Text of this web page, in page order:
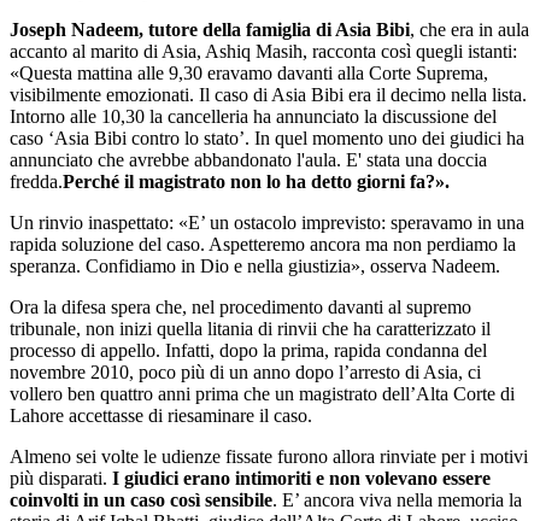
Joseph Nadeem, tutore della famiglia di Asia Bibi, che era in aula
accanto al marito di Asia, Ashiq Masih, racconta così quegli istanti:
«Questa mattina alle 9,30 eravamo davanti alla Corte Suprema,
visibilmente emozionati. Il caso di Asia Bibi era il decimo nella lista.
Intorno alle 10,30 la cancelleria ha annunciato la discussione del
caso ‘Asia Bibi contro lo stato’. In quel momento uno dei giudici ha
annunciato che avrebbe abbandonato l'aula. E' stata una doccia
fredda.Perché il magistrato non lo ha detto giorni fa?».
Un rinvio inaspettato: «E’ un ostacolo imprevisto: speravamo in una
rapida soluzione del caso. Aspetteremo ancora ma non perdiamo la
speranza. Confidiamo in Dio e nella giustizia», osserva Nadeem.
Ora la difesa spera che, nel procedimento davanti al supremo
tribunale, non inizi quella litania di rinvii che ha caratterizzato il
processo di appello. Infatti, dopo la prima, rapida condanna del
novembre 2010, poco più di un anno dopo l’arresto di Asia, ci
vollero ben quattro anni prima che un magistrato dell’Alta Corte di
Lahore accettasse di riesaminare il caso.
Almeno sei volte le udienze fissate furono allora rinviate per i motivi
più disparati. I giudici erano intimoriti e non volevano essere
coinvolti in un caso così sensibile. E’ ancora viva nella memoria la